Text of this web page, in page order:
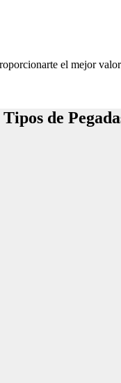
el mejor
Tipos de